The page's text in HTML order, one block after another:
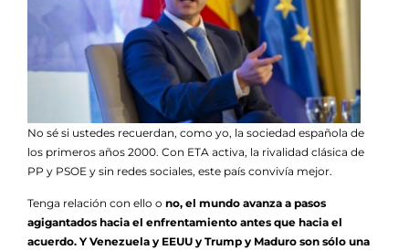
No sé si ustedes recuerdan, como yo, la sociedad española de
los primeros años 2000. Con ETA activa, la rivalidad clásica de
PP y PSOE y sin redes sociales, este país convivía mejor.
Tenga relación con ello o no, el mundo avanza a pasos
agigantados hacia el enfrentamiento antes que hacia el
acuerdo. Y Venezuela y EEUU y Trump y Maduro son sólo una